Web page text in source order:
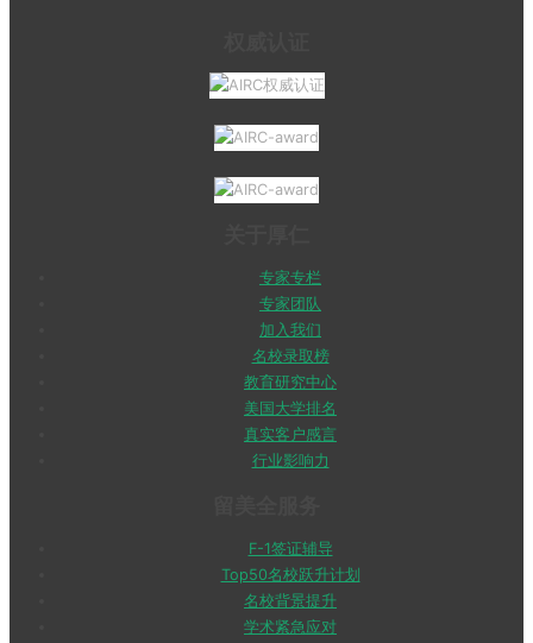
专家专栏
专家团队
加入我们
名校录取榜
教育研究中心
美国大学排名
真实客户感言
行业影响力
F-1签证辅导
Top50名校跃升计划
名校背景提升
学术紧急应对